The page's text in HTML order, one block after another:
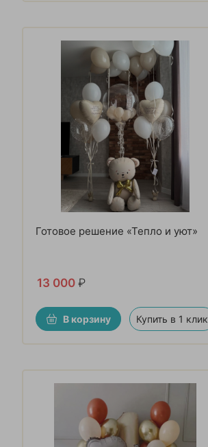
Готовое решение «Тепло и уют»
13 000 ₽
В корзину Купить в 1 клик